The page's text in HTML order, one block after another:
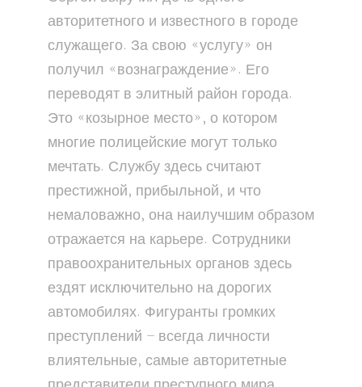
авторитетного и известного в городе
служащего. За свою «услугу» он
получил «вознаграждение». Его
переводят в элитный район города.
Это «козырное место», о котором
многие полицейские могут только
мечтать. Службу здесь считают
престижной, прибыльной, и что
немаловажно, она наилучшим образом
отражается на карьере. Сотрудники
правоохранительных органов здесь
ездят исключительно на дорогих
автомобилях. Фигуранты громких
преступлений – всегда личности
влиятельные, самые авторитетные